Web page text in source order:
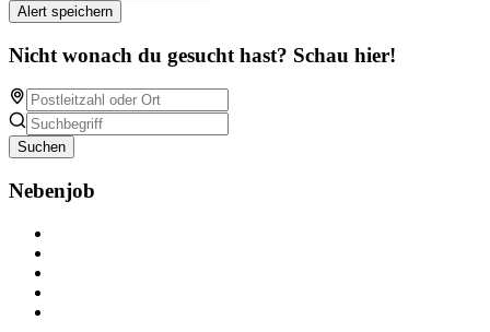
Alert speichern
Nicht wonach du gesucht hast? Schau hier!
Suchen
Nebenjob